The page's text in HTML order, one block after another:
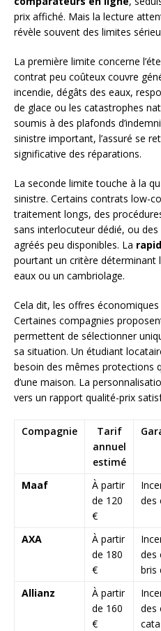
prix affiché. Mais la lecture
révèle souvent des limites
La première limite concerne
contrat peu coûteux couvre
incendie, dégâts des eaux,
de glace ou les catastrophes
soumis à des plafonds
sinistre important, l’assuré se
significative des réparations.
La seconde limite touche à la
sinistre. Certains contrats low-
traitement longs, des
sans interlocuteur dédié, ou
agréés peu disponibles. La
pourtant un critère déterminant
eaux ou un cambriolage.
Cela dit, les offres
Certaines compagnies
permettent de sélectionner
sa situation. Un étudiant
besoin des mêmes protections
d’une maison. La
vers un rapport qualité-prix
Compagnie
Tarif
annuel
estimé
Maaf
À partir
de 120
€
des
AXA
À partir
de 180
€
des
bris
Allianz
À partir
de 160
€
des